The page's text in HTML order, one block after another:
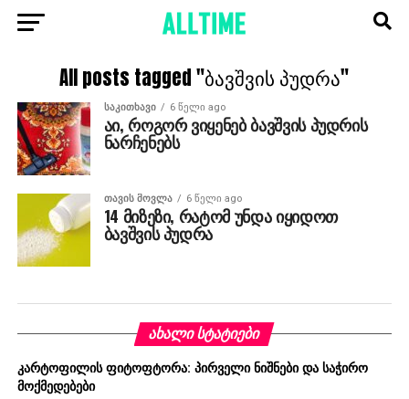
All posts tagged "ბავშვის პუდრა"
ᲡᲐᲙᲘᲗᲮᲐᲕᲘ 6 წელი ago
აი, როგორ ვიყენებ ბავშვის პუდრის
ნარჩენებს
ᲗᲐᲕᲘᲡ ᲛᲝᲕᲚᲐ 6 წელი ago
14 მიზეზი, რატომ უნდა იყიდოთ
ბავშვის პუდრა
ᲐᲮᲐᲚᲘ ᲡᲢᲐᲢᲘᲔᲑᲘ
კარტოფილის ფიტოფტორა: პირველი ნიშნები და საჭირო
მოქმედებები